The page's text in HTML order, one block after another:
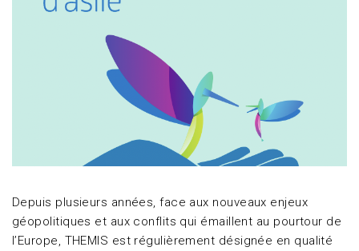
Depuis plusieurs années, face aux nouveaux enjeux
géopolitiques et aux conflits qui émaillent au pourtour de
l’Europe, THEMIS est régulièrement désignée en qualité